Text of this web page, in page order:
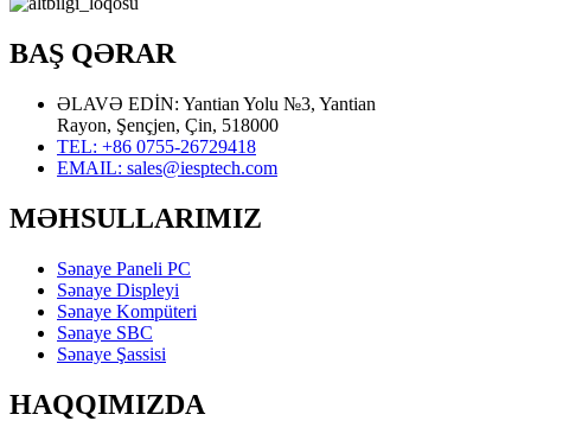
BAŞ QƏRAR
ƏLAVƏ EDİN: Yantian Yolu №3, Yantian
Rayon, Şençjen, Çin, 518000
TEL: +86 0755-26729418
EMAIL: sales@iesptech.com
MƏHSULLARIMIZ
Sənaye Paneli PC
Sənaye Displeyi
Sənaye Kompüteri
Sənaye SBC
Sənaye Şassisi
HAQQIMIZDA